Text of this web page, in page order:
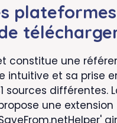
plateformes
constitue une
intuitive et sa prise
sources différentes.
une extension